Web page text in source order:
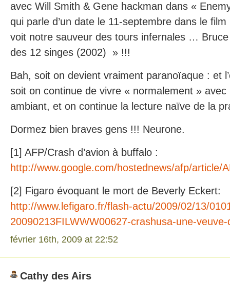
avec Will Smith & Gene hackman dans «
qui parle d’un date le 11-septembre dans le
voit notre sauveur des tours infernales …
des 12 singes (2002) » !!!
Bah, soit on devient vraiment paranoïaque : et
soit on continue de vivre « normalement »
ambiant, et on continue la lecture naïve de la
Dormez bien braves gens !!! Neurone.
[1] AFP/Crash d’avion à buffalo :
http://www.google.com/hostednews/afp/article/
[2] Figaro évoquant le mort de Beverly Eckert:
http://www.lefigaro.fr/flash-actu/2009/02/13/
20090213FILWWW00627-crashusa-une-
février 16th, 2009 at 22:52
Cathy des Airs